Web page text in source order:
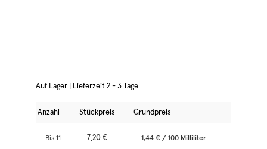
Auf Lager | Lieferzeit 2 - 3 Tage
Anzahl Stückpreis Grundpreis
Bis 11 7,20 € 1,44 € / 100 Milliliter